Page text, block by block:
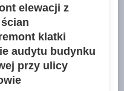
elewacji z
klatki
audytu budynku
przy ulicy